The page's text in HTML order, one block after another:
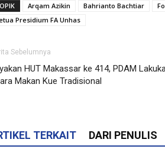
Arqam Azikin Bahrianto Bachtiar
Presidium FA Unhas
Sebelumnya
HUT Makassar ke 414, PDAM
Makan Kue Tradisional
TERKAIT DARI PENULIS